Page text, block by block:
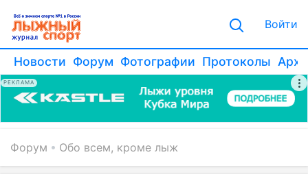
Войти
Новости Форум Фотографии Протоколы
РЕКЛАМА
Форум Обо всем, кроме лыж